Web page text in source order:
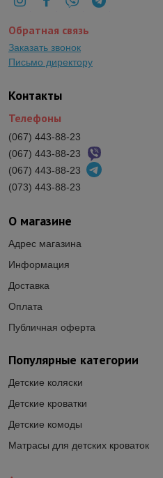
Популярные категории
Детские коляски
Детские кроватки
Детские комоды
Матрасы для детских кроваток
О магазине
Адрес магазина
Информация
Доставка
Оплата
Публичная оферта
Контакты
Телефоны
(067) 443-88-23
(067) 443-88-23
(067) 443-88-23
(073) 443-88-23
Обратная связь
Заказать звонок
Письмо директору